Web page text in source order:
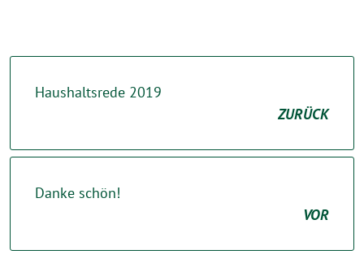
Haushaltsrede 2019
ZURÜCK
Danke schön!
VOR